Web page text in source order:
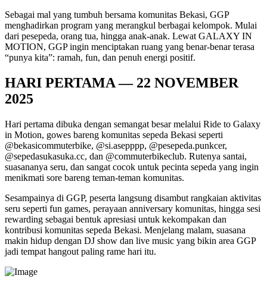
Sebagai mal yang tumbuh bersama komunitas Bekasi, GGP
menghadirkan program yang merangkul berbagai kelompok. Mulai
dari pesepeda, orang tua, hingga anak-anak. Lewat GALAXY IN
MOTION, GGP ingin menciptakan ruang yang benar-benar terasa
“punya kita”: ramah, fun, dan penuh energi positif.
HARI PERTAMA — 22 NOVEMBER
2025
Hari pertama dibuka dengan semangat besar melalui Ride to Galaxy
in Motion, gowes bareng komunitas sepeda Bekasi seperti
@bekasicommuterbike, @si.asepppp, @pesepeda.punkcer,
@sepedasukasuka.cc, dan @commuterbikeclub. Rutenya santai,
suasananya seru, dan sangat cocok untuk pecinta sepeda yang ingin
menikmati sore bareng teman-teman komunitas.
Sesampainya di GGP, peserta langsung disambut rangkaian aktivitas
seru seperti fun games, perayaan anniversary komunitas, hingga sesi
rewarding sebagai bentuk apresiasi untuk kekompakan dan
kontribusi komunitas sepeda Bekasi. Menjelang malam, suasana
makin hidup dengan DJ show dan live music yang bikin area GGP
jadi tempat hangout paling rame hari itu.